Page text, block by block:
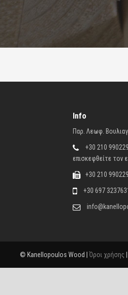
Info
Παρ. Λεωφ.
+30 210
επισκεφθείτε τον
+30 210
+30 697
© Kanellopoulos Wood | Όροι χρήσης |